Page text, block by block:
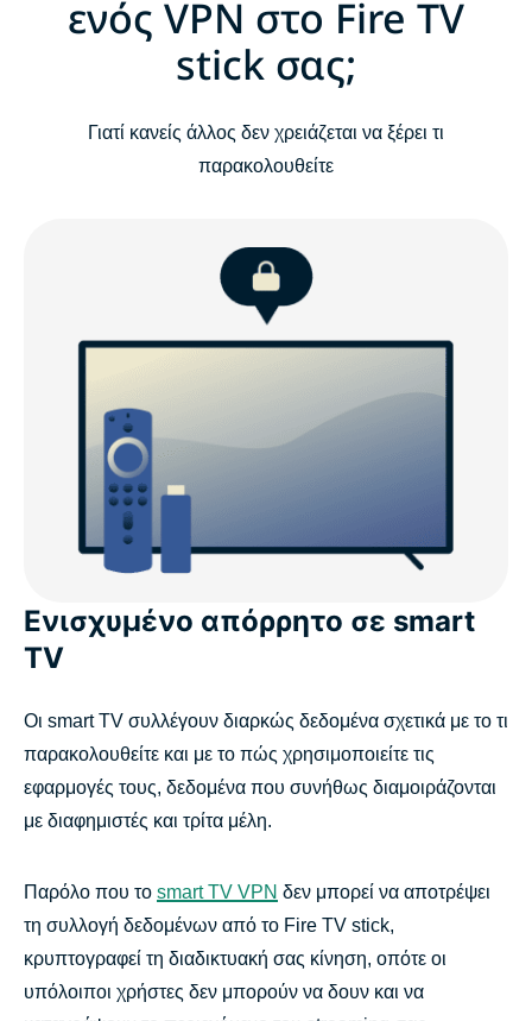
Πώς να εγκαταστήσετε το ExpressVPN σε Amazon
Παρακολουθήστε: Πώς να εγκαταστήσετε το
Τι θα πρέπει να προσέξετε κατά την επιλογή ενός Fire
ExpressVPN για συσκευές Amazon
Γιατί να επιλέξετε το ExpressVPN αντί άλλων VPN για
Fire TV stick
Τι λέει ο κόσμος για το ExpressVPN
Συχνές ερωτήσεις σχετικά με τα VPN για Fire Stick
Κάντε streaming χωρίς προβλήματα χρησιμοποιώντας
το ExpressVPN
ενός VPN στο Fire TV
stick σας;
Γιατί κανείς άλλος δεν χρειάζεται να ξέρει τι
παρακολουθείτε
Ενισχυμένο απόρρητο σε smart
TV
Οι smart TV συλλέγουν διαρκώς δεδομένα σχετικά με το τι
παρακολουθείτε και με το πώς χρησιμοποιείτε τις
εφαρμογές τους, δεδομένα που συνήθως διαμοιράζονται
με διαφημιστές και τρίτα μέλη.
Παρόλο που το smart TV VPN δεν μπορεί να αποτρέψει
τη συλλογή δεδομένων από το Fire TV stick,
κρυπτογραφεί τη διαδικτυακή σας κίνηση, οπότε οι
υπόλοιποι χρήστες δεν μπορούν να δουν και να